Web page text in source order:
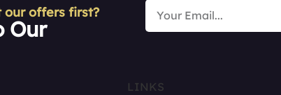
our offers first?
Our
LINKS